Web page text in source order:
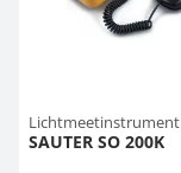
Lichtmeetinstrument
SAUTER SO 200K